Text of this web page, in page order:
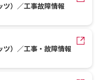
）／工事故障情報
）／工事・故障情報